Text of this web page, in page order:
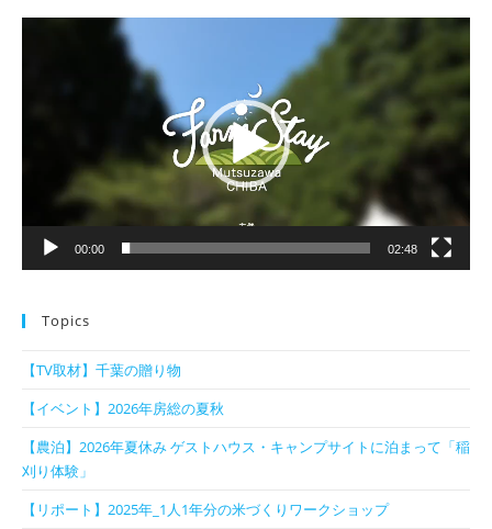
00:00 02:48
Topics
【TV取材】千葉の贈り物
【イベント】2026年房総の夏秋
【農泊】2026年夏休み ゲストハウス・キャンプサイトに泊まって「稲
刈り体験」
【リポート】2025年_1人1年分の米づくりワークショップ